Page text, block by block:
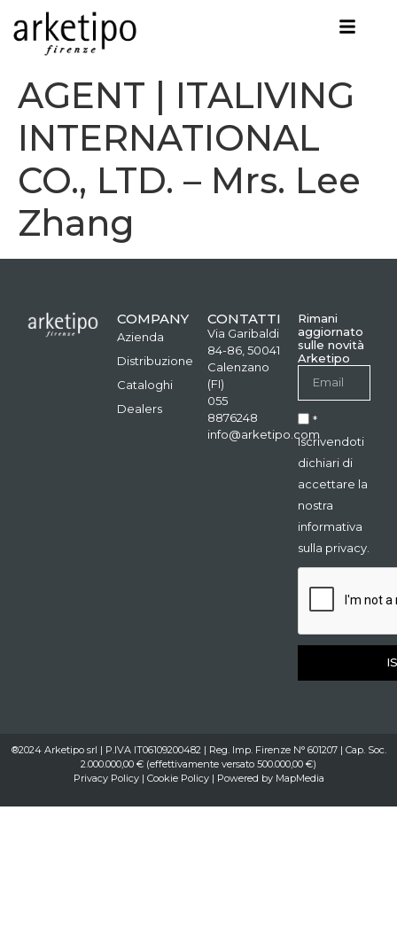
AGENT | ITALIVING
INTERNATIONAL
CO., LTD. – Mrs. Lee
Zhang
COMPANY
Azienda
Distribuzione
Cataloghi
Dealers
CONTATTI
Via Garibaldi
84-86, 50041
Calenzano
(FI)
055
8876248
info@arketipo.com
Rimani
aggiornato
sulle novità
Arketipo
*
Iscrivendoti
dichiari di
accettare la
nostra
informativa
sulla privacy.
®2024 Arketipo srl | P.IVA IT06109200482 | Reg. Imp. Firenze N° 601207 | Cap. Soc.
2.000.000,00 € (effettivamente versato 500.000,00 €)
Privacy Policy| Cookie Policy| Powered by MapMedia